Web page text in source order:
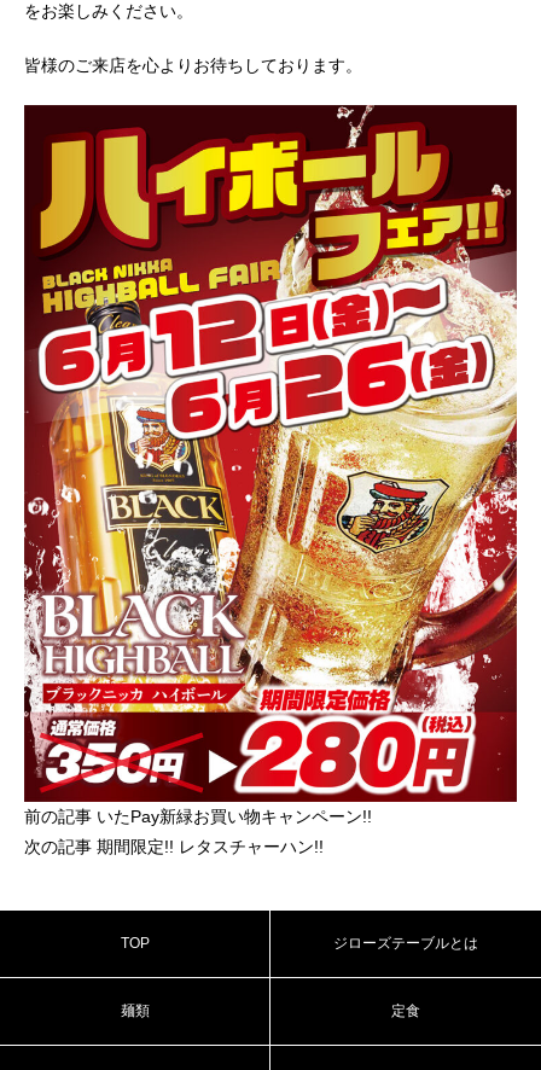
をお楽しみください。
皆様のご来店を心よりお待ちしております。
前の記事 いたPay新緑お買い物キャンペーン!!
次の記事 期間限定!! レタスチャーハン!!
TOP ジローズテーブルとは
麺類 定食